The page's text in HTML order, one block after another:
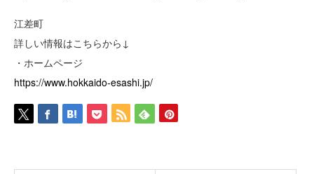
江差町
詳しい情報はこちらから↓
・ホームページ
https://www.hokkaido-esashi.jp/